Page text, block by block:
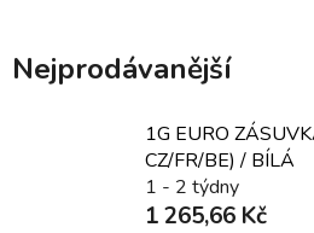
Nejprodávanější
1G EURO
CZ/FR/BE) / BÍLÁ
1 - 2 týdny
1 265,66 Kč